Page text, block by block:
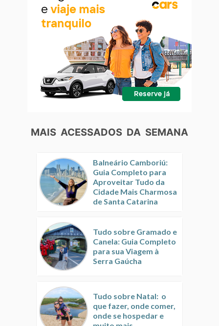
MAIS ACESSADOS DA SEMANA
Balneário Camboriú:
Guia Completo para
Aproveitar Tudo da
Cidade Mais Charmosa
de Santa Catarina
Tudo sobre Gramado e
Canela: Guia Completo
para sua Viagem à
Serra Gaúcha
Tudo sobre Natal: o
que fazer, onde comer,
onde se hospedar e